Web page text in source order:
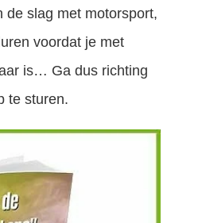
de slag met motorsport,
voordat je met
is… Ga dus richting
te sturen.